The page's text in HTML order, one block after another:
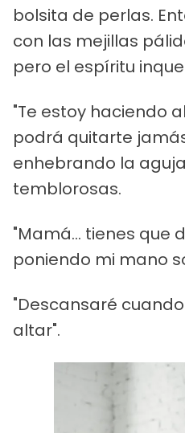
bolsita de perlas.
con las mejillas
pero el espíritu
"Te estoy haciendo
podrá quitarte
enhebrando la
temblorosas.
"Mamá... tienes que
poniendo mi mano
"Descansaré
altar".